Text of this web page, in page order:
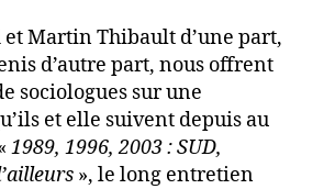
et Martin Thibault d’une part,
d’autre part, nous offrent
sociologues sur une
et elle suivent depuis au
1989, 1996, 2003 : SUD,
», le long entretien